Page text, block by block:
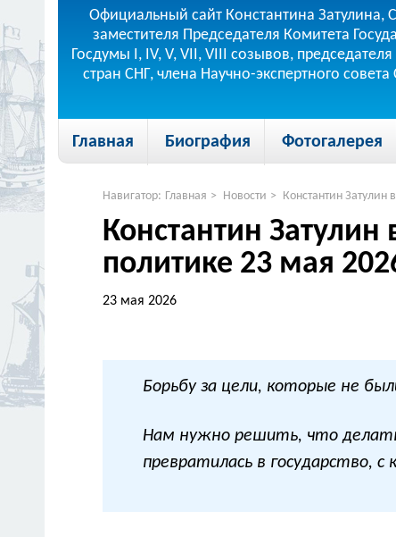
Официальный сайт Константина Затулина,
заместителя Председателя Комитета
Госдумы I, IV, V, VII, VIII созывов,
стран СНГ, члена Научно-экспертного
Главная Биография Фотогалерея
Навигатор: Главная > Новости > Константин Затулин
Константин
политике 23 мая
23 мая 2026
Борьбу за цели, которые не
Нам нужно решить, что делать
превратилась в государство,